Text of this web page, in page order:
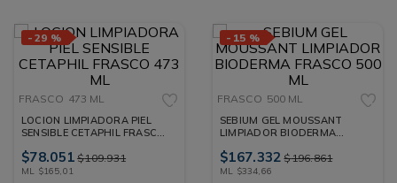
- 29 %
FRASCO 473 ML
LOCION LIMPIADORA PIEL
SENSIBLE CETAPHIL FRASCO
$78.051 $109.931
ML $165,01
- 15 %
FRASCO 500 ML
SEBIUM GEL MOUSSANT
LIMPIADOR BIODERMA
$167.332 $196.861
ML $334,66